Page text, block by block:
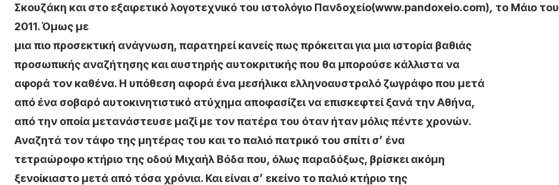
Σκουζάκη και στο εξαιρετικό λογοτεχνικό του ιστολόγιο Πανδοχείο(www.pandoxeio.com), το Μάιο του
2011. Όμως με
μια πιο προσεκτική ανάγνωση, παρατηρεί κανείς πως πρόκειται για μια ιστορία βαθιάς
προσωπικής αναζήτησης και αυστηρής αυτοκριτικής που θα μπορούσε κάλλιστα να
αφορά τον καθένα. Η υπόθεση αφορά ένα μεσήλικα ελληνοαυστραλό ζωγράφο που μετά
από ένα σοβαρό αυτοκινητιστικό ατύχημα αποφασίζει να επισκεφτεί ξανά την Αθήνα,
από την οποία μετανάστευσε μαζί με τον πατέρα του όταν ήταν μόλις πέντε χρονών.
Αναζητά τον τάφο της μητέρας του και το παλιό πατρικό του σπίτι σ’ ένα
τετραώροφο κτήριο της οδού Μιχαήλ Βόδα που, όλως παραδόξως, βρίσκει ακόμη
ξενοίκιαστο μετά από τόσα χρόνια. Και είναι σ’ εκείνο το παλιό κτήριο της